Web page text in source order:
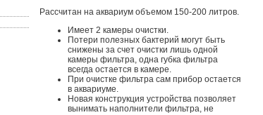
Рассчитан на аквариум объемом 150-200 литров.
Имеет 2 камеры очистки.
Потери полезных бактерий могут быть
снижены за счет очистки лишь одной
камеры фильтра, одна губка фильтра
всегда остается в камере.
При очистке фильтра сам прибор остается
в аквариуме.
Новая конструкция устройства позволяет
вынимать наполнители фильтра, не